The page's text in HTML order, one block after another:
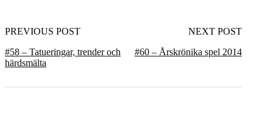
PREVIOUS POST
#58 – Tatueringar, trender och
härdsmälta
NEXT POST
#60 – Årskrönika spel 2014